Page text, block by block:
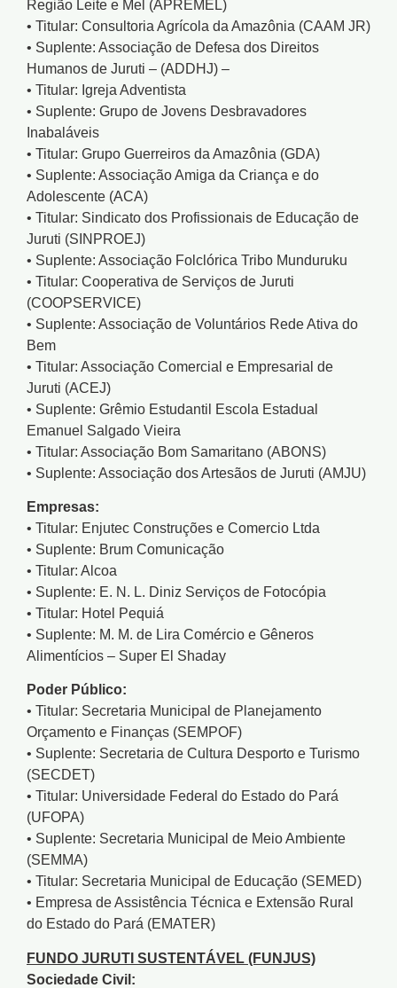
Região Leite e Mel (APREMEL)
• Titular: Consultoria Agrícola da Amazônia (CAAM JR)
• Suplente: Associação de Defesa dos Direitos
Humanos de Juruti – (ADDHJ) –
• Titular: Igreja Adventista
• Suplente: Grupo de Jovens Desbravadores
Inabaláveis
• Titular: Grupo Guerreiros da Amazônia (GDA)
• Suplente: Associação Amiga da Criança e do
Adolescente (ACA)
• Titular: Sindicato dos Profissionais de Educação de
Juruti (SINPROEJ)
• Suplente: Associação Folclórica Tribo Munduruku
• Titular: Cooperativa de Serviços de Juruti
(COOPSERVICE)
• Suplente: Associação de Voluntários Rede Ativa do
Bem
• Titular: Associação Comercial e Empresarial de
Juruti (ACEJ)
• Suplente: Grêmio Estudantil Escola Estadual
Emanuel Salgado Vieira
• Titular: Associação Bom Samaritano (ABONS)
• Suplente: Associação dos Artesãos de Juruti (AMJU)
Empresas:
• Titular: Enjutec Construções e Comercio Ltda
• Suplente: Brum Comunicação
• Titular: Alcoa
• Suplente: E. N. L. Diniz Serviços de Fotocópia
• Titular: Hotel Pequiá
• Suplente: M. M. de Lira Comércio e Gêneros
Alimentícios – Super El Shaday
Poder Público:
• Titular: Secretaria Municipal de Planejamento
Orçamento e Finanças (SEMPOF)
• Suplente: Secretaria de Cultura Desporto e Turismo
(SECDET)
• Titular: Universidade Federal do Estado do Pará
(UFOPA)
• Suplente: Secretaria Municipal de Meio Ambiente
(SEMMA)
• Titular: Secretaria Municipal de Educação (SEMED)
• Empresa de Assistência Técnica e Extensão Rural
do Estado do Pará (EMATER)
FUNDO JURUTI SUSTENTÁVEL (FUNJUS)
Sociedade Civil: